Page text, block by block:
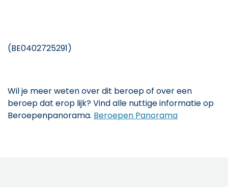
(BE0402725291)
Wil je meer weten over dit beroep of over een
beroep dat erop lijk? Vind alle nuttige informatie op
Beroepenpanorama. Beroepen Panorama